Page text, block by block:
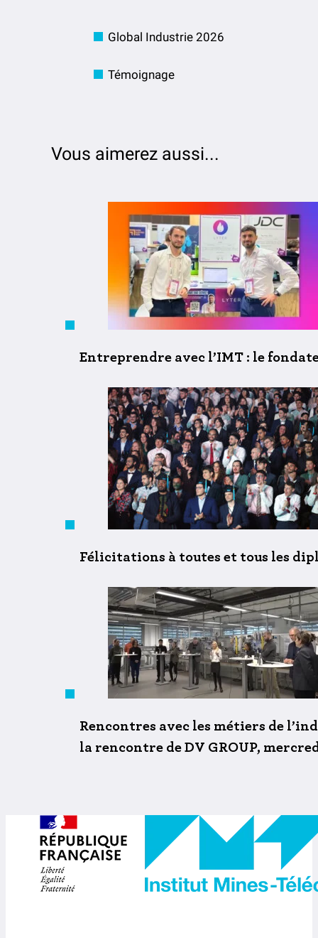
Global Industrie 2026
Témoignage
Vous aimerez aussi...
Entreprendre avec l’IMT : le
Félicitations à toutes et tous les
Rencontres avec les métiers de
la rencontre de DV GROUP,